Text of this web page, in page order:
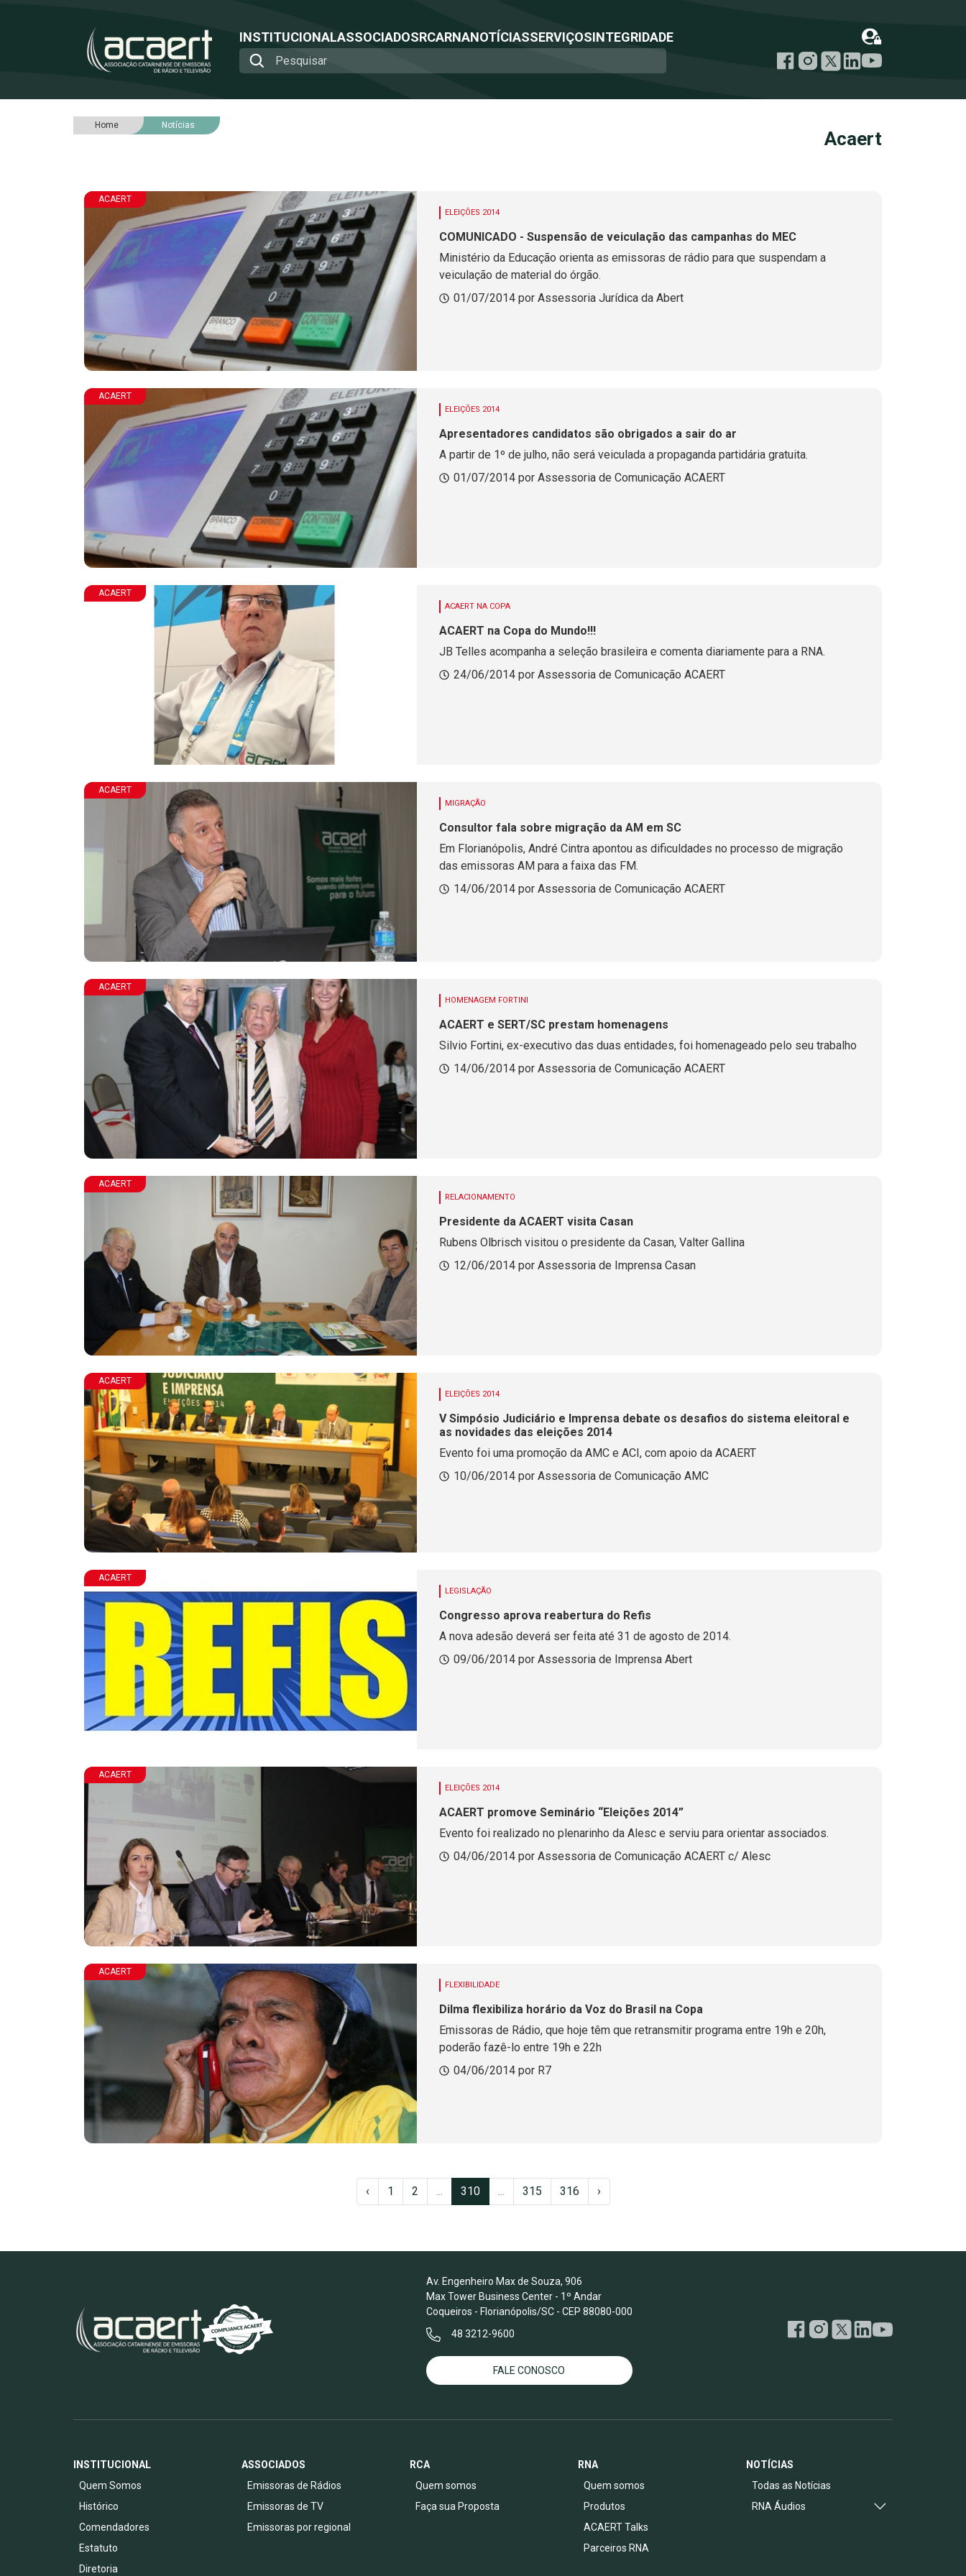
INSTITUCIONALASSOCIADOSRCARNANOTÍCIASSERVIÇOSINTEGRIDADE
Home Notícias
Acaert
ACAERT
ELEIÇÕES 2014
COMUNICADO - Suspensão de veiculação das campanhas do MEC
Ministério da Educação orienta as emissoras de rádio para que suspendam a
veiculação de material do órgão.
01/07/2014 por Assessoria Jurídica da Abert
ACAERT
ELEIÇÕES 2014
Apresentadores candidatos são obrigados a sair do ar
A partir de 1º de julho, não será veiculada a propaganda partidária gratuita.
01/07/2014 por Assessoria de Comunicação ACAERT
ACAERT
ACAERT NA COPA
ACAERT na Copa do Mundo!!!
JB Telles acompanha a seleção brasileira e comenta diariamente para a RNA.
24/06/2014 por Assessoria de Comunicação ACAERT
ACAERT
MIGRAÇÃO
Consultor fala sobre migração da AM em SC
Em Florianópolis, André Cintra apontou as dificuldades no processo de migração
das emissoras AM para a faixa das FM.
14/06/2014 por Assessoria de Comunicação ACAERT
ACAERT
HOMENAGEM FORTINI
ACAERT e SERT/SC prestam homenagens
Silvio Fortini, ex-executivo das duas entidades, foi homenageado pelo seu trabalho
14/06/2014 por Assessoria de Comunicação ACAERT
ACAERT
RELACIONAMENTO
Presidente da ACAERT visita Casan
Rubens Olbrisch visitou o presidente da Casan, Valter Gallina
12/06/2014 por Assessoria de Imprensa Casan
ACAERT
ELEIÇÕES 2014
V Simpósio Judiciário e Imprensa debate os desafios do sistema eleitoral e
as novidades das eleições 2014
Evento foi uma promoção da AMC e ACI, com apoio da ACAERT
10/06/2014 por Assessoria de Comunicação AMC
ACAERT
LEGISLAÇÃO
Congresso aprova reabertura do Refis
A nova adesão deverá ser feita até 31 de agosto de 2014.
09/06/2014 por Assessoria de Imprensa Abert
ACAERT
ELEIÇÕES 2014
ACAERT promove Seminário “Eleições 2014”
Evento foi realizado no plenarinho da Alesc e serviu para orientar associados.
04/06/2014 por Assessoria de Comunicação ACAERT c/ Alesc
ACAERT
FLEXIBILIDADE
Dilma flexibiliza horário da Voz do Brasil na Copa
Emissoras de Rádio, que hoje têm que retransmitir programa entre 19h e 20h,
poderão fazê-lo entre 19h e 22h
04/06/2014 por R7
‹ 1 2 ... 310 ... 315 316 ›
Av. Engenheiro Max de Souza, 906
Max Tower Business Center - 1º Andar
Coqueiros - Florianópolis/SC - CEP 88080-000
48 3212-9600
FALE CONOSCO
INSTITUCIONAL
Quem Somos
Histórico
Comendadores
Estatuto
Diretoria
ASSOCIADOS
Emissoras de Rádios
Emissoras de TV
Emissoras por regional
RCA
Quem somos
Faça sua Proposta
RNA
Quem somos
Produtos
ACAERT Talks
Parceiros RNA
NOTÍCIAS
Todas as Notícias
RNA Áudios